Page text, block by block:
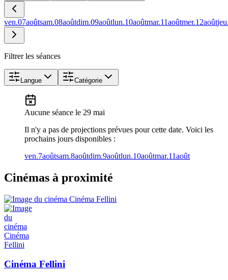
ven.07aoûtsam.08aoûtdim.09aoûtlun.10aoûtmar.11aoûtmer.12août
Filtrer les séances
Langue Catégorie
Aucune séance le 29 mai
Il n'y a pas de projections prévues pour cette date. Voici les
prochains jours disponibles :
ven.7aoûtsam.8aoûtdim.9aoûtlun.10aoûtmar.11août
Cinémas à proximité
Cinéma Fellini